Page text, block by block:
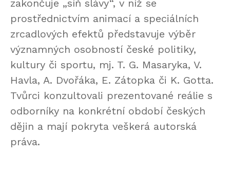
zakončuje „síň slávy“, v níž se
prostřednictvím animací a speciálních
zrcadlových efektů představuje výběr
významných osobností české politiky,
kultury či sportu, mj. T. G. Masaryka, V.
Havla, A. Dvořáka, E. Zátopka či K. Gotta.
Tvůrci konzultovali prezentované reálie s
odborníky na konkrétní období českých
dějin a mají pokryta veškerá autorská
práva.